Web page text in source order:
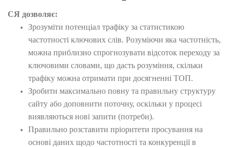
СЯ дозволяє:
Зрозуміти потенціал трафіку за статистикою
частотності ключових слів. Розуміючи яка частотність,
можна приблизно спрогнозувати відсоток переходу за
ключовими словами, що дасть розуміння, скільки
трафіку можна отримати при досягненні ТОП.
Зробити максимально повну та правильну структуру
сайту або доповнити поточну, оскільки у процесі
виявляються нові запити (потреби).
Правильно розставити пріоритети просування на
основі даних щодо частотності та конкуренції в